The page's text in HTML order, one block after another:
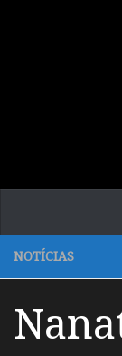
NOTÍCIAS